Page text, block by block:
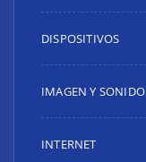
DISPOSITIVOS
IMAGEN Y SONIDO
INTERNET